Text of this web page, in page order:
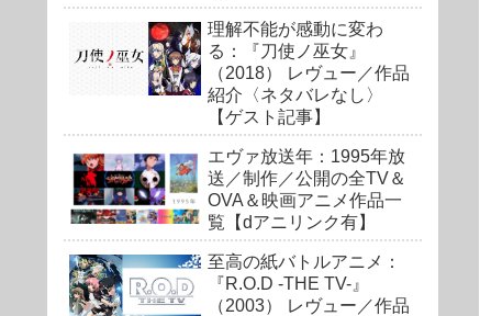
理解不能が感動に変わ
る：『刀使ノ巫女』
（2018） レヴュー／作品
紹介〈ネタバレなし〉
【ゲスト記事】
エヴァ放送年：1995年放
送／制作／公開の全TV＆
OVA＆映画アニメ作品一
覧【dアニリンク有】
至高の紙バトルアニメ：
『R.O.D -THE TV-』
（2003） レヴュー／作品